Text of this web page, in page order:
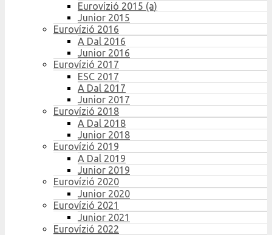
Eurovízió 2015 (a)
Junior 2015
Eurovízió 2016
A Dal 2016
Junior 2016
Eurovízió 2017
ESC 2017
A Dal 2017
Junior 2017
Eurovízió 2018
A Dal 2018
Junior 2018
Eurovízió 2019
A Dal 2019
Junior 2019
Eurovízió 2020
Junior 2020
Eurovízió 2021
Junior 2021
Eurovízió 2022